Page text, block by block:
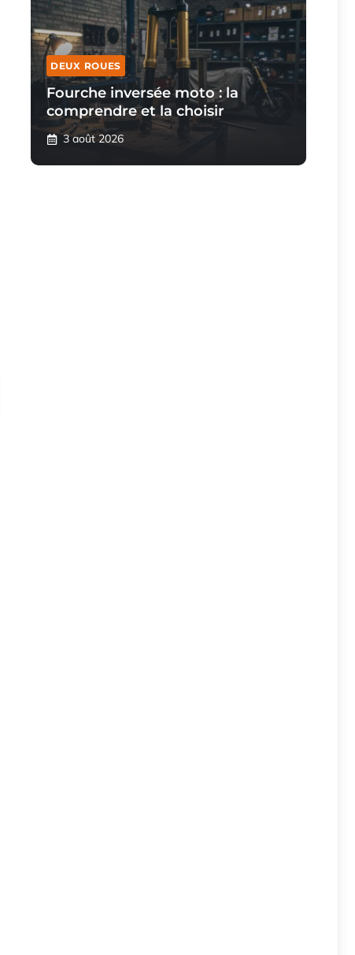
DEUX ROUES
Fourche inversée moto : la
comprendre et la choisir
3 août 2026